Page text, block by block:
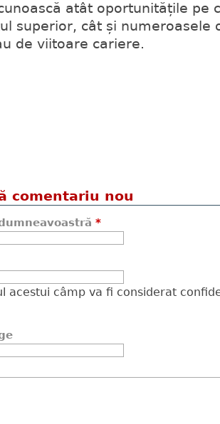
atât oportunitățile pe
superior, cât și numeroasele
de viitoare cariere.
comentariu nou
*
acestui câmp va fi considerat